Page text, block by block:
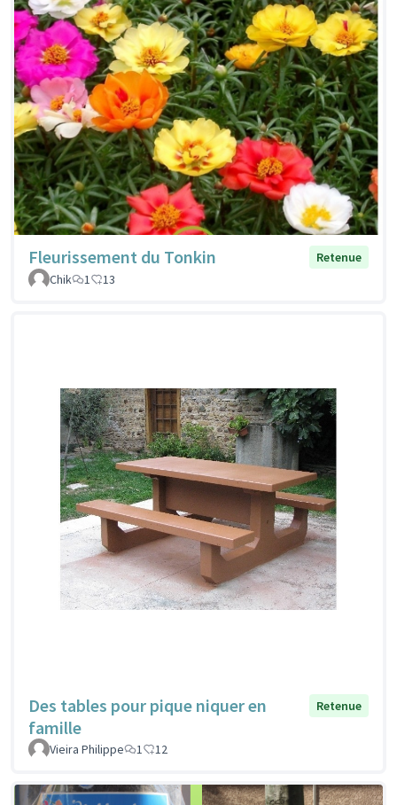
Fleurissement du Tonkin
Retenue
Chik
1 13
Des tables pour pique niquer en
famille
Retenue
Vieira Philippe 1 12